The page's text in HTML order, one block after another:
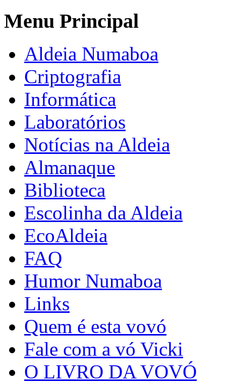
Menu Principal
Aldeia Numaboa
Criptografia
Informática
Laboratórios
Notícias na Aldeia
Almanaque
Biblioteca
Escolinha da Aldeia
EcoAldeia
FAQ
Humor Numaboa
Links
Quem é esta vovó
Fale com a vó Vicki
O LIVRO DA VOVÓ